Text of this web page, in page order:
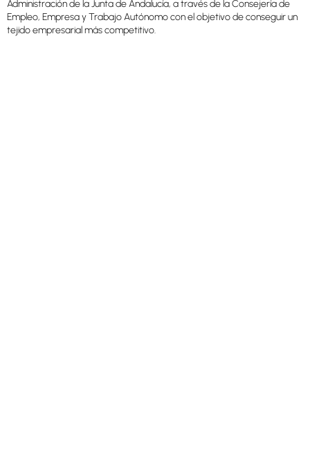
Administración de la Junta de Andalucía, a través de la Consejería de
Empleo, Empresa y Trabajo Autónomo con el objetivo de conseguir un
tejido empresarial más competitivo.